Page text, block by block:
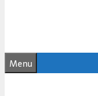
e
nMenu